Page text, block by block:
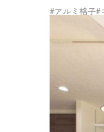
#アルミ格子#